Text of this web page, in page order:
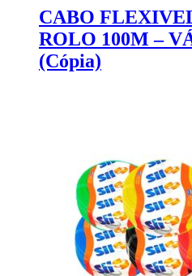
CABO
ROLO 100M –
(Cópia)